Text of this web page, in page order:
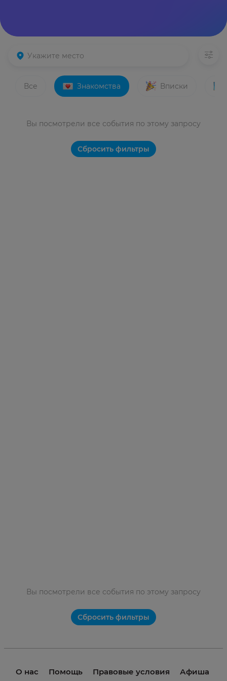
Все Знакомства Вписки
Вы посмотрели все события по этому запросу
Сбросить фильтры
Вы посмотрели все события по этому запросу
Сбросить фильтры
О нас Помощь Правовые условия
Афиша